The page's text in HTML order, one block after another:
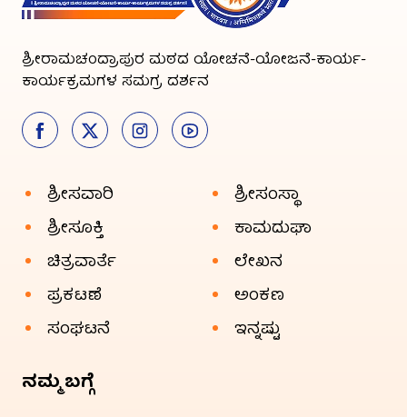
ಶ್ರೀರಾಮಚಂದ್ರಾಪುರ ಮಠದ ಯೋಚನೆ-ಯೋಜನೆ-ಕಾರ್ಯ-
ಕಾರ್ಯಕ್ರಮಗಳ ಸಮಗ್ರ ದರ್ಶನ
ಶ್ರೀಸವಾರಿ
ಶ್ರೀಸಂಸ್ಥಾ
ಶ್ರೀಸೂಕ್ತಿ
ಕಾಮದುಘಾ
ಚಿತ್ರವಾರ್ತೆ
ಲೇಖನ
ಪ್ರಕಟಣೆ
ಅಂಕಣ
ಸಂಘಟನೆ
ಇನ್ನಷ್ಟು
ನಮ್ಮ ಬಗ್ಗೆ